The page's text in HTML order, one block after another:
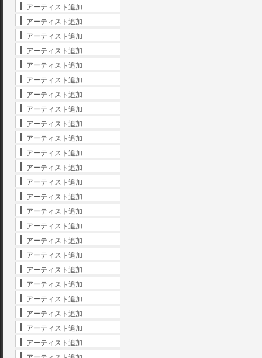
アーティスト追加
アーティスト追加
アーティスト追加
アーティスト追加
アーティスト追加
アーティスト追加
アーティスト追加
アーティスト追加
アーティスト追加
アーティスト追加
アーティスト追加
アーティスト追加
アーティスト追加
アーティスト追加
アーティスト追加
アーティスト追加
アーティスト追加
アーティスト追加
アーティスト追加
アーティスト追加
アーティスト追加
アーティスト追加
アーティスト追加
アーティスト追加